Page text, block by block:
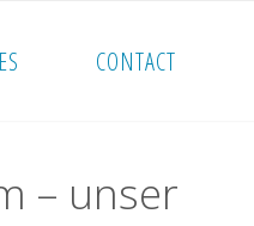
CONTACT
– unser